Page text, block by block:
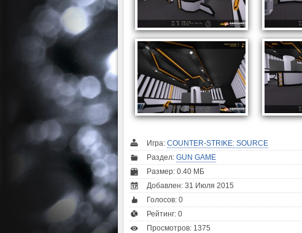
Игра: COUNTER-STRIKE: SOURCE
Раздел: GUN GAME
Размер: 0.40 МБ
Добавлен: 31 Июля 2015
Голосов: 0
Рейтинг: 0
Просмотров: 1375